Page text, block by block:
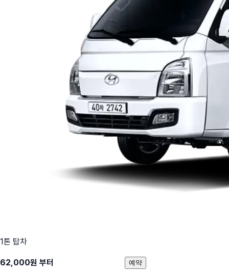
1톤 탑차
62,000원 부터 예약